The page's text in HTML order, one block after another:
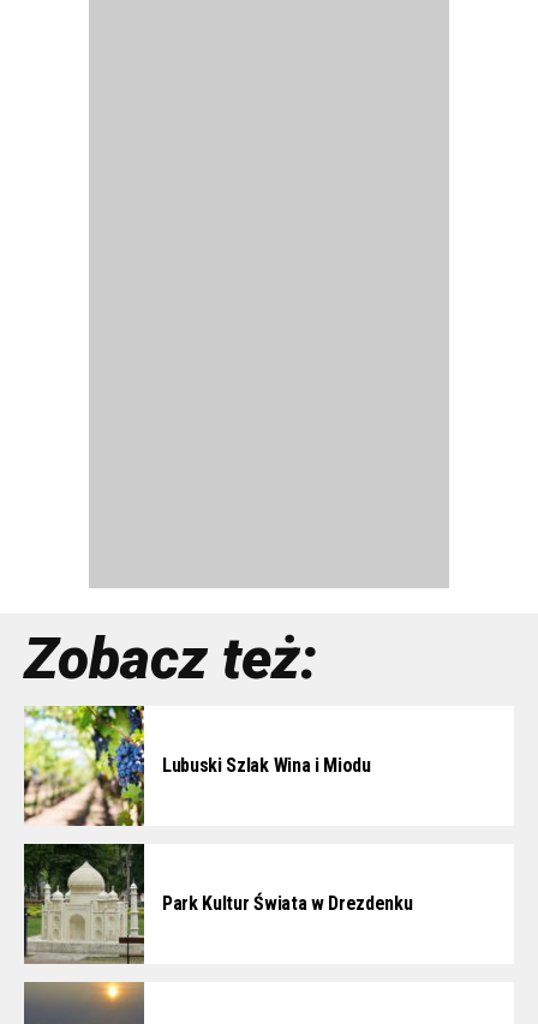
Zobacz też:
Lubuski Szlak Wina i Miodu
Park Kultur Świata w Drezdenku